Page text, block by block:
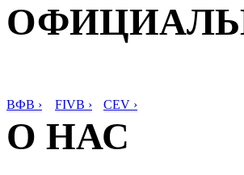
ВФВ › FIVB › CEV ›
О НАС